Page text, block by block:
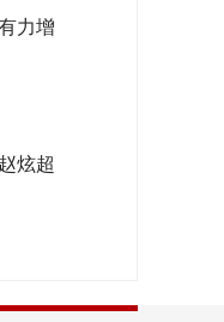
力增
炫超